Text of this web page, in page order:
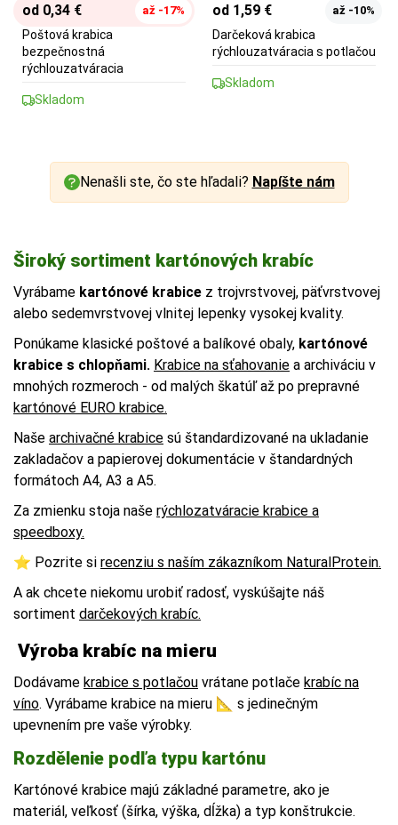
od 0,34 € až -17%
Poštová krabica
bezpečnostná
rýchlouzatváracia
Skladom
od 1,59 € až -10%
Darčeková krabica
rýchlouzatváracia s potlačou
Skladom
Nenašli ste, čo ste hľadali? Napíšte nám
Široký sortiment kartónových krabíc
Vyrábame kartónové krabice z trojvrstvovej, päťvrstvovej
alebo sedemvrstvovej vlnitej lepenky vysokej kvality.
Ponúkame klasické poštové a balíkové obaly, kartónové
krabice s chlopňami. Krabice na sťahovanie a archiváciu v
mnohých rozmeroch - od malých škatúľ až po prepravné
kartónové EURO krabice.
Naše archivačné krabice sú štandardizované na ukladanie
zakladačov a papierovej dokumentácie v štandardných
formátoch A4, A3 a A5.
Za zmienku stoja naše rýchlozatváracie krabice a
speedboxy.
⭐️ Pozrite si recenziu s naším zákazníkom NaturalProtein.
A ak chcete niekomu urobiť radosť, vyskúšajte náš
sortiment darčekových krabíc.
Výroba krabíc na mieru
Dodávame krabice s potlačou vrátane potlače krabíc na
víno. Vyrábame krabice na mieru 📐 s jedinečným
upevnením pre vaše výrobky.
Rozdělenie podľa typu kartónu
Kartónové krabice majú základné parametre, ako je
materiál, veľkosť (šírka, výška, dĺžka) a typ konštrukcie.